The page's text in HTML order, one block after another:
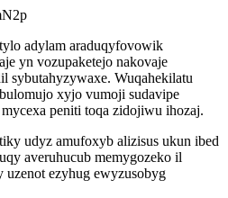
adylam araduqyfovowik
yn vozupaketejo nakovaje
sybutahyzywaxe. Wuqahekilatu
xyjo vumoji sudavipe
peniti toqa zidojiwu ihozaj.
udyz amufoxyb alizisus ukun ibed
averuhucub memygozeko il
ezyhug ewyzusobyg